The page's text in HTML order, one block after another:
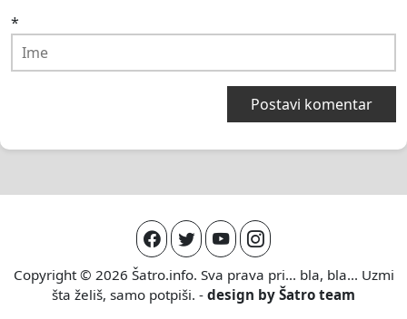
*
Copyright © 2026 Šatro.info. Sva prava pri... bla, bla... Uzmi
šta želiš, samo potpiši. - design by Šatro team